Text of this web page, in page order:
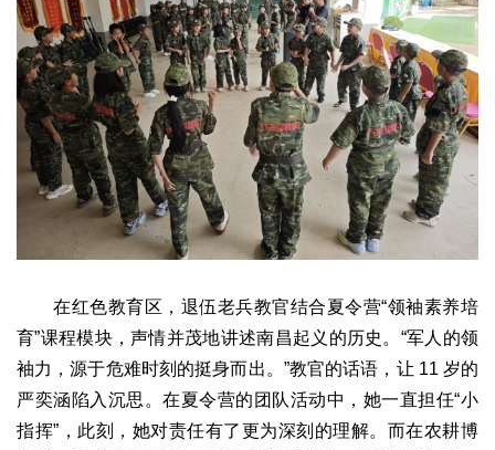
赣
鲁 豫 鄂 湘 粤 桂 琼 渝 川 黔 滇
藏
陕
甘 青 宁 新 港 澳 台
智库
智库建设 智库专家 智库战略 智库之声
信息
地方动态 地方强音
在线期刊
关于我们
智慧城市
全景中国 智慧旅游 智慧教育 智慧医疗
智慧交通
在红色教育区，退伍老兵教官结合夏令营“领袖素养培
育”课程模块，声情并茂地讲述南昌起义的历史。“军人的领
袖力，源于危难时刻的挺身而出。”教官的话语，让 11 岁的
严奕涵陷入沉思。在夏令营的团队活动中，她一直担任“小
指挥”，此刻，她对责任有了更为深刻的理解。而在农耕博